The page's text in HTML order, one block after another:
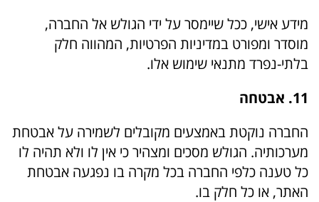
מידע אישי, ככל שיימסר על ידי הגולש אל החברה,
מוסדר ומפורט במדיניות הפרטיות, המהווה חלק
בלתי-נפרד מתנאי שימוש אלו.
11. אבטחה
החברה נוקטת באמצעים מקובלים לשמירה על אבטחת
מערכותיה. הגולש מסכים ומצהיר כי אין לו ולא תהיה לו
כל טענה כלפי החברה בכל מקרה בו נפגעה אבטחת
האתר, או כל חלק בו.